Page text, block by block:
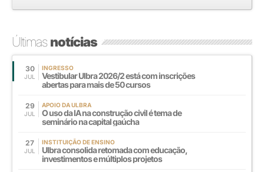
Últimasnotícias
30
JUL
INGRESSO
Vestibular Ulbra 2026/2 está com inscrições
abertas para mais de 50 cursos
29
JUL
APOIO DA ULBRA
O uso da IA na construção civil é tema de
seminário na capital gaúcha
27
JUL
INSTITUIÇÃO DE ENSINO
Ulbra consolida retomada com educação,
investimentos e múltiplos projetos